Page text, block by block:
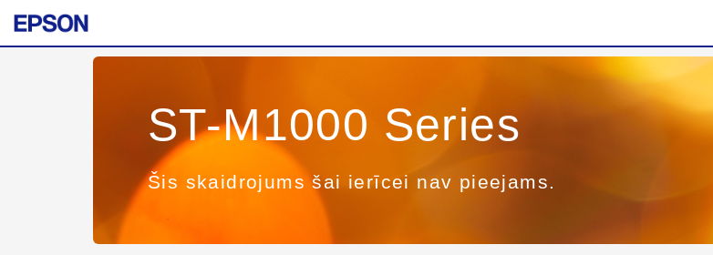
ST-M1000 Series
Šis skaidrojums šai ierīcei nav pieejams.